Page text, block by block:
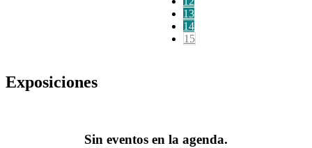
13
14
15
Exposiciones
Sin eventos en la agenda.